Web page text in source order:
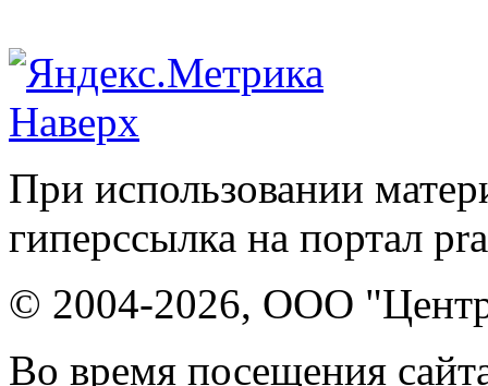
Наверх
При использовании
гиперссылка на портал
© 2004-2026, ООО "Центр
Во время посещения